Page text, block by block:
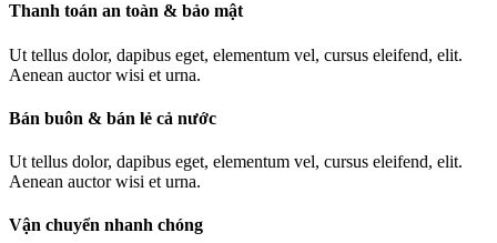
Thanh toán an toàn & bảo mật
Ut tellus dolor, dapibus eget, elementum vel, cursus eleifend, elit.
Aenean auctor wisi et urna.
Bán buôn & bán lẻ cả nước
Ut tellus dolor, dapibus eget, elementum vel, cursus eleifend, elit.
Aenean auctor wisi et urna.
Vận chuyển nhanh chóng